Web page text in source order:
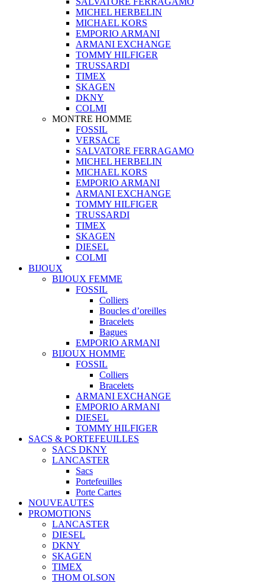
MICHEL HERBELIN
MICHAEL KORS
EMPORIO ARMANI
ARMANI EXCHANGE
TOMMY HILFIGER
TRUSSARDI
TIMEX
SKAGEN
DKNY
COLMI
MONTRE HOMME
FOSSIL
VERSACE
SALVATORE FERRAGAMO
MICHEL HERBELIN
MICHAEL KORS
EMPORIO ARMANI
ARMANI EXCHANGE
TOMMY HILFIGER
TRUSSARDI
TIMEX
SKAGEN
DIESEL
COLMI
BIJOUX
BIJOUX FEMME
FOSSIL
Colliers
Boucles d’oreilles
Bracelets
Bagues
EMPORIO ARMANI
BIJOUX HOMME
FOSSIL
Colliers
Bracelets
ARMANI EXCHANGE
EMPORIO ARMANI
DIESEL
TOMMY HILFIGER
SACS & PORTEFEUILLES
SACS DKNY
LANCASTER
Sacs
Portefeuilles
Porte Cartes
NOUVEAUTES
PROMOTIONS
LANCASTER
DIESEL
DKNY
SKAGEN
TIMEX
THOM OLSON